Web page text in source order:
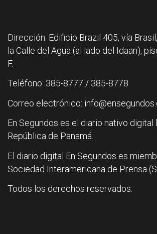
Dirección: Edificio Brazil 405, vía
la Calle del Agua (al lado del Idaan),
F.
Teléfono: 385-8777 / 385-8778
Correo electrónico:
En Segundos es el diario nativo digital
República de Panamá.
El diario digital En Segundos es
Sociedad Interamericana de Prensa
Todos los derechos reservados.